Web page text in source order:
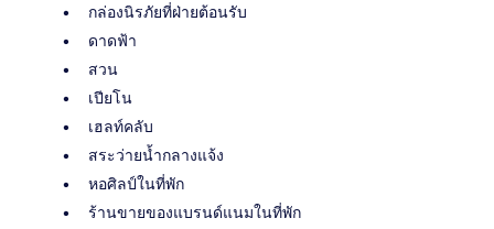
กล่องนิรภัยที่ฝ่ายต้อนรับ
ดาดฟ้า
สวน
เปียโน
เฮลท์คลับ
สระว่ายน้ำกลางแจ้ง
หอศิลป์ในที่พัก
ร้านขายของแบรนด์แนมในที่พัก